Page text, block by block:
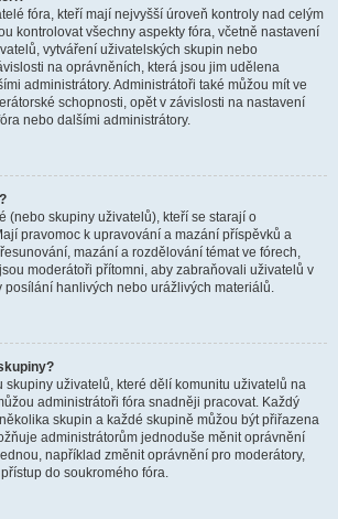
fóra, kteří mají nejvyšší úroveň kontroly nad celým
kontrolovat všechny aspekty fóra, včetně nastavení
vytváření uživatelských skupin nebo
na oprávněních, která jsou jim udělena
administrátory. Administrátoři také můžou mít ve
schopnosti, opět v závislosti na nastavení
nebo dalšími administrátory.
(nebo skupiny uživatelů), kteří se starají o
pravomoc k upravování a mazání příspěvků a
mazání a rozdělování témat ve fórech,
moderátoři přítomni, aby zabraňovali uživatelů v
posílání hanlivých nebo urážlivých materiálů.
skupiny uživatelů, které dělí komunitu uživatelů na
administrátoři fóra snadněji pracovat. Každý
skupin a každé skupině můžou být přiřazena
administrátorům jednoduše měnit oprávnění
například změnit oprávnění pro moderátory,
do soukromého fóra.